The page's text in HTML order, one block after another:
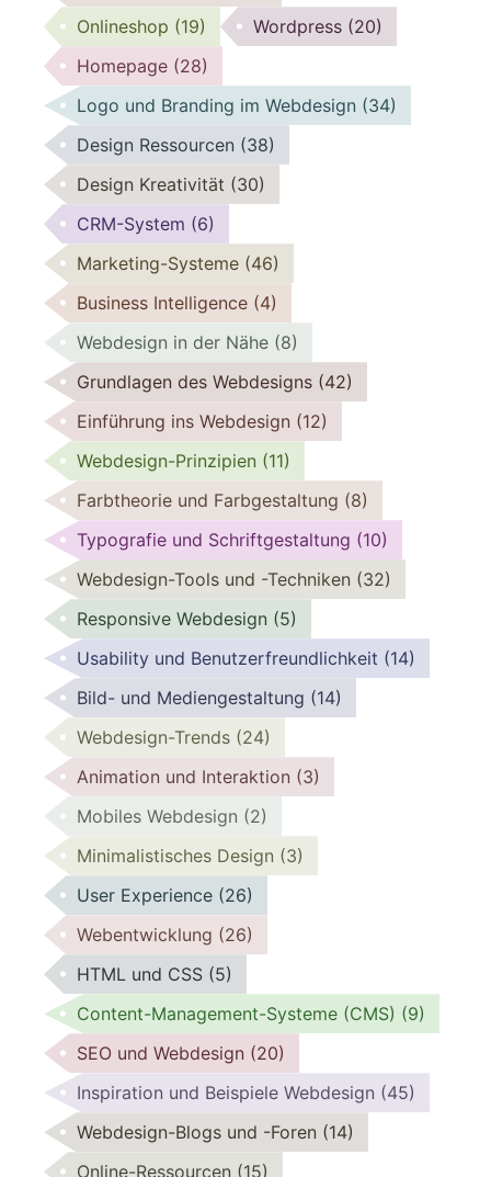
Onlineshop (19) Wordpress (20)
Homepage (28)
Logo und Branding im Webdesign (34)
Design Ressourcen (38)
Design Kreativität (30)
CRM-System (6)
Marketing-Systeme (46)
Business Intelligence (4)
Webdesign in der Nähe (8)
Grundlagen des Webdesigns (42)
Einführung ins Webdesign (12)
Webdesign-Prinzipien (11)
Farbtheorie und Farbgestaltung (8)
Typografie und Schriftgestaltung (10)
Webdesign-Tools und -Techniken (32)
Responsive Webdesign (5)
Usability und Benutzerfreundlichkeit (14)
Bild- und Mediengestaltung (14)
Webdesign-Trends (24)
Animation und Interaktion (3)
Mobiles Webdesign (2)
Minimalistisches Design (3)
User Experience (26)
Webentwicklung (26)
HTML und CSS (5)
Content-Management-Systeme (CMS) (9)
SEO und Webdesign (20)
Inspiration und Beispiele Webdesign (45)
Webdesign-Blogs und -Foren (14)
Online-Ressourcen (15)